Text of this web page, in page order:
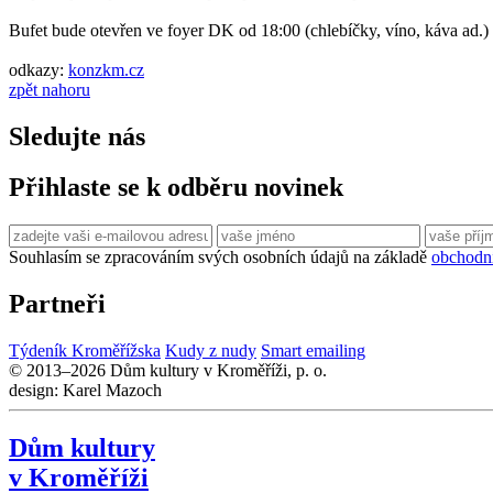
Bufet bude otevřen ve foyer DK od 18:00 (chlebíčky, víno, káva ad.)
odkazy: konzkm.cz
zpět nahoru
Sledujte nás
Přihlaste se k odběru novinek
Souhlasím se zpracováním svých osobních údajů na základě
Partneři
Týdeník Kroměřížska Kudy z nudy Smart emailing
© 2013–2026 Dům kultury v Kroměříži, p. o.
design: Karel Mazoch
Dům kultury
v Kroměříži